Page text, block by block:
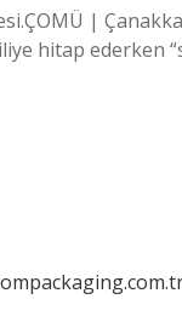
|
hitap ederken